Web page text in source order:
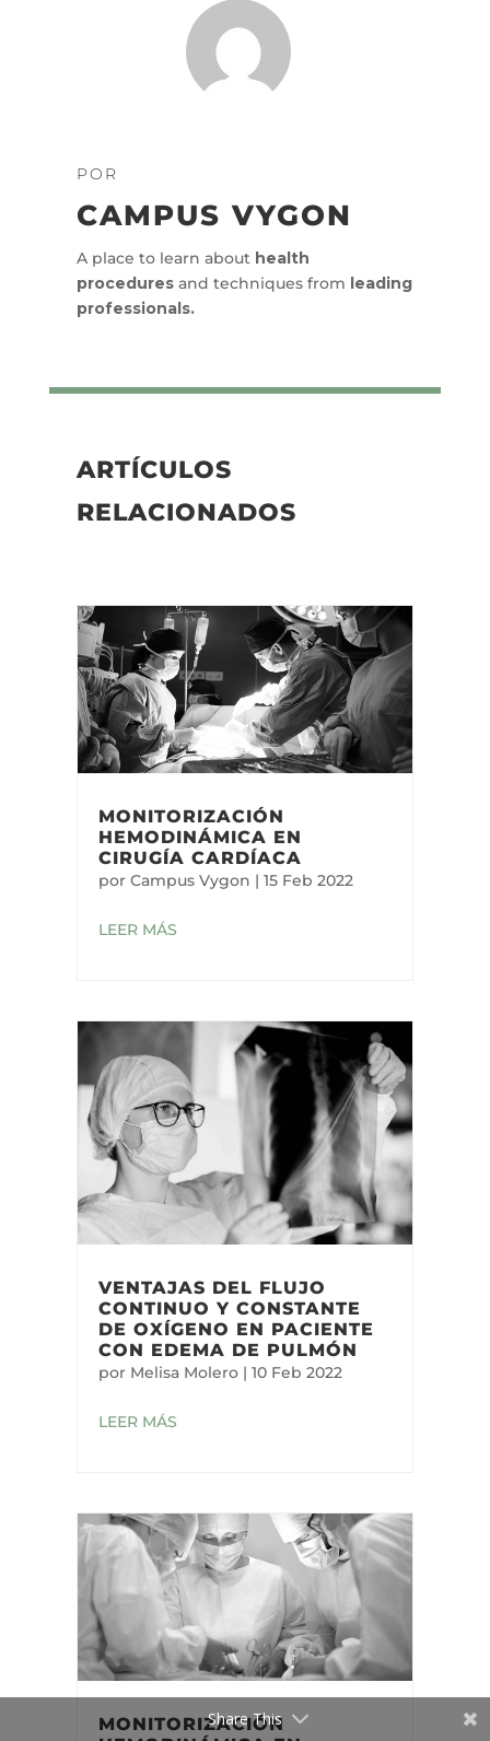
POR
CAMPUS VYGON
A place to learn about health
proceduresand techniques from leading
professionals.
ARTÍCULOS
RELACIONADOS
MONITORIZACIÓN
HEMODINÁMICA EN
CIRUGÍA CARDÍACA
por Campus Vygon | 15 Feb 2022
LEER MÁS
VENTAJAS DEL FLUJO
CONTINUO Y CONSTANTE
DE OXÍGENO EN PACIENTE
CON EDEMA DE PULMÓN
por Melisa Molero| 10 Feb 2022
LEER MÁS
MONITORIZACIÓN
Share This